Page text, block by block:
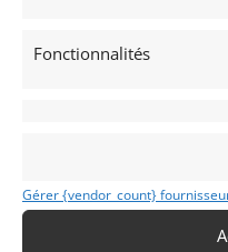
Fonctionnalités
Gérer {vendor_count}
Passeports